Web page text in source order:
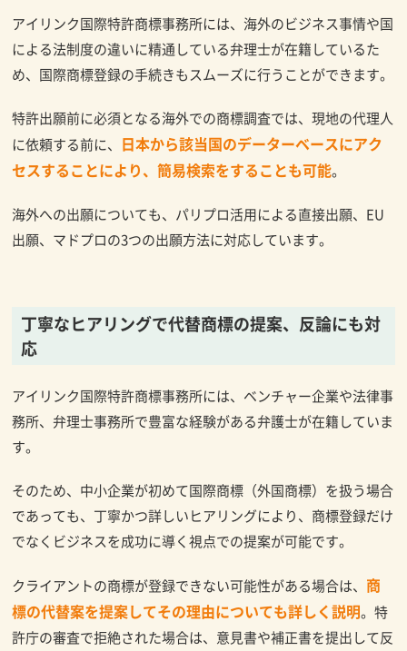
アイリンク国際特許商標事務所には、海外のビジネス事情や国
による法制度の違いに精通している弁理士が在籍しているた
め、国際商標登録の手続きもスムーズに行うことができます。
特許出願前に必須となる海外での商標調査では、現地の代理人
に依頼する前に、 日本から該当国のデーターベースにアク
セスすることにより、簡易検索をすることも可能。
海外への出願についても、パリプロ活用による直接出願、EU
出願、マドプロの3つの出願方法に対応しています。
丁寧なヒアリングで代替商標の提案、反論にも対
応
アイリンク国際特許商標事務所には、ベンチャー企業や法律事
務所、弁理士事務所で豊富な経験がある弁護士が在籍していま
す。
そのため、中小企業が初めて国際商標（外国商標）を扱う場合
であっても、丁寧かつ詳しいヒアリングにより、商標登録だけ
でなくビジネスを成功に導く視点での提案が可能です。
クライアントの商標が登録できない可能性がある場合は、 商
標の代替案を提案してその理由についても詳しく説明。特
許庁の審査で拒絶された場合は、意見書や補正書を提出して反